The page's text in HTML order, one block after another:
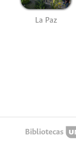
La Paz
Bibliotecas